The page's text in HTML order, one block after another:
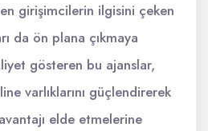
girişimcilerin ilgisini çeken
da ön plana çıkmaya
gösteren bu ajanslar,
varlıklarını güçlendirerek
elde etmelerine